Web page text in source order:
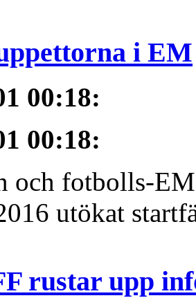
i EM
00:18:
00:18:
och fotbolls-
utökat
rustar upp